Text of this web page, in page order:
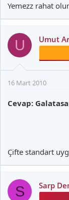
Yemezz rahat
U Umut
16 Mart 2010
Cevap:
Çifte standart
S Sarp